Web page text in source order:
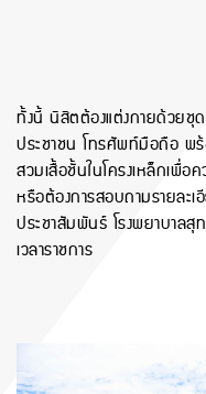
ทั้งนี้ นิสิตต้องแต่งกายด้วยชุ
ประชาชน โทรศัพท์มือถือ พ
สวมเสื้อชั้นในโครงเหล็กเพื่อ
หรือต้องการสอบถามรายละ
ประชาสัมพันธ์ โรงพยาบาลสุ
เวลาราชการ